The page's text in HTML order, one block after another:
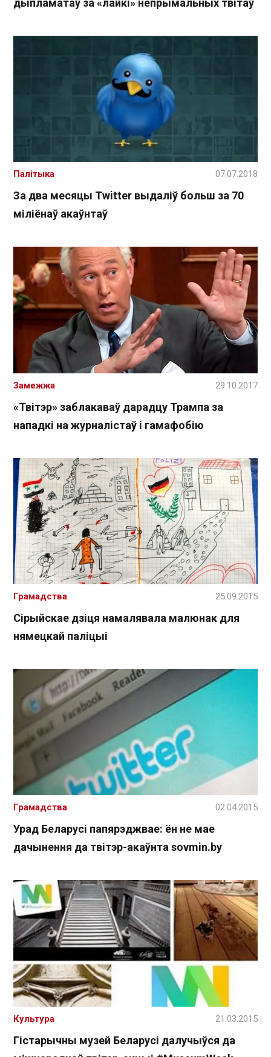
дыпламатаў за «лайкі» непрымальных твітаў
За два месяцы Twitter выдаліў больш за 70
міліёнаў акаўнтаў
Палітыка 07.07.2018
«Твітэр» заблакаваў дарадцу Трампа за
нападкі на журналістаў і гамафобію
Замежжа 29.10.2017
Сірыйскае дзіця намалявала малюнак для
нямецкай паліцыі
Грамадства 25.09.2015
Урад Беларусі папярэджвае: ён не мае
дачынення да твітэр-акаўнта sovmin.by
Грамадства 02.04.2015
Гістарычны музей Беларусі далучыўся да
Культура 21.03.2015